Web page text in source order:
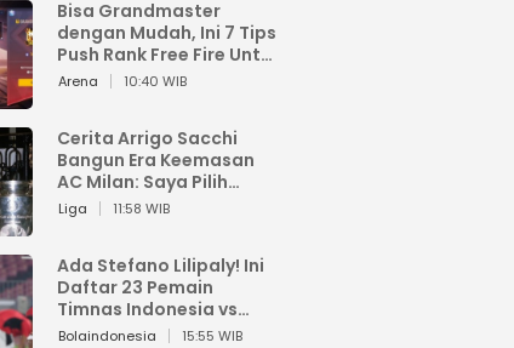
Bisa Grandmaster
dengan Mudah, Ini 7 Tips
Push Rank Free Fire Untuk
Pemula
Arena 10:40 WIB
Cerita Arrigo Sacchi
Bangun Era Keemasan
AC Milan: Saya Pilih
Pemain dari Isi Otaknya
Liga 11:58 WIB
Ada Stefano Lilipaly! Ini
Daftar 23 Pemain
Timnas Indonesia vs
China
Bolaindonesia 15:55 WIB